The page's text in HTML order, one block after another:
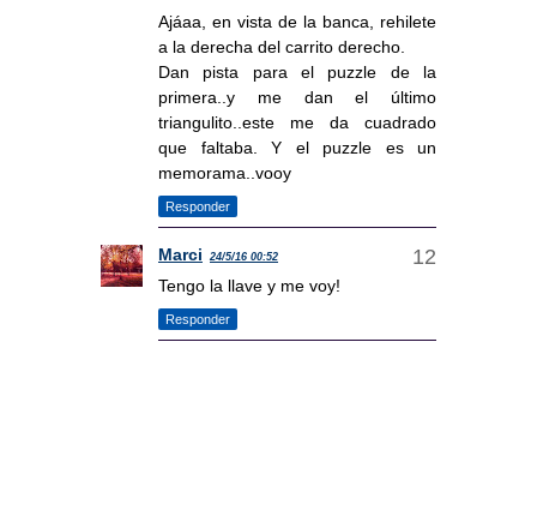
Ajáaa, en vista de la banca, rehilete
a la derecha del carrito derecho.
Dan pista para el puzzle de la
primera..y me dan el último
triangulito..este me da cuadrado
que faltaba. Y el puzzle es un
memorama..vooy
Responder
Marci 24/5/16 00:52
Tengo la llave y me voy!
Responder